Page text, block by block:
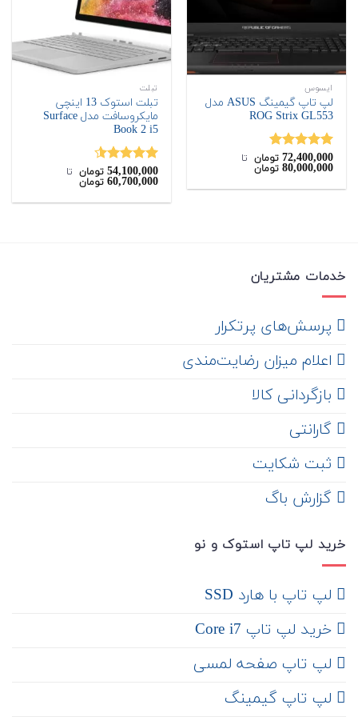
ایسوس
لپ تاپ گیمینگ ASUS مدل
ROG Strix GL553
نمره5.00
از 5
72,400,000 تومان ‌ تا ‌
80,000,000 تومان
تبلت
تبلت استوک 13 اینچی
مایکروسافت مدل Surface
Book 2 i5
نمره4.50
از 5
54,100,000 تومان ‌ تا ‌
60,700,000 تومان
خدمات مشتریان
‌ پرسش‌های پرتکرار
اعلام میزان رضایت‌مندی
‌ بازگردانی کالا
گارانتی
ثبت شکایت
‌ گزارش باگ
خرید لپ تاپ استوک و نو
لپ تاپ با هارد SSD
خرید لپ تاپ Core i7
لپ تاپ صفحه لمسی
لپ تاپ گیمینگ